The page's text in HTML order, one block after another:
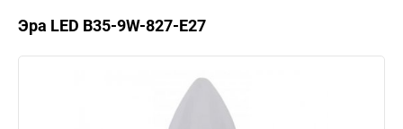
Эра LED B35-9W-827-E27